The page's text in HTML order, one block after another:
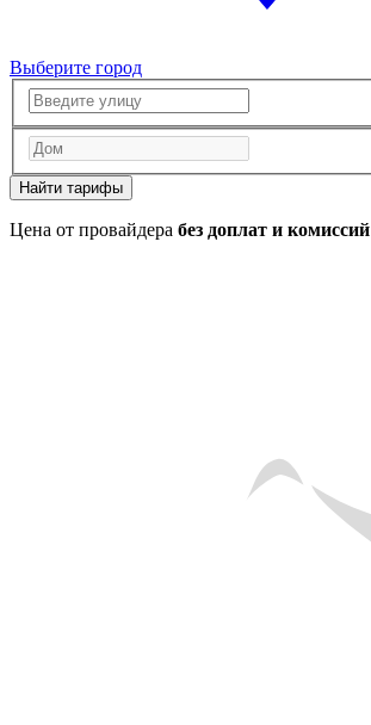
Выберите город
Найти тарифы
Цена от провайдера без доплат и комиссий